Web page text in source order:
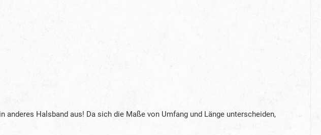
Halsband aus! Da sich die Maße von Umfang und Länge unterscheiden,